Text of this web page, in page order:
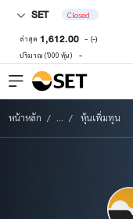
SET Closed
ล่าสุด 1,612.00 - (-)
ปริมาณ ('000 หุ้น) -
หน้าหลัก ... หุ้นเพิ่มทุน